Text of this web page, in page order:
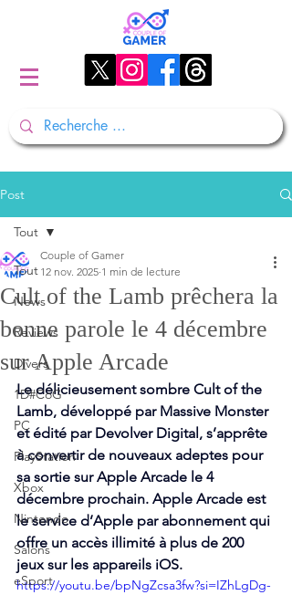
Post
Tout
News
Reviews
Divers
1D#CoG
PC
PlayStation
Xbox
Nintendo
Salons
eSport
Tout
Cult of the Lamb prêchera la
bonne parole le 4 décembre
sur Apple Arcade
Couple of Gamer
12 nov. 2025 1 min de lecture
Le délicieusement sombre Cult of the
Lamb, développé par Massive Monster
et édité par Devolver Digital, s’apprête
à convertir de nouveaux adeptes pour
sa sortie sur Apple Arcade le 4
décembre prochain. Apple Arcade est
le service d’Apple par abonnement qui
offre un accès illimité à plus de 200
jeux sur les appareils iOS.
https://youtu.be/bpNgZcsa3fw?si=IZhLgDg-